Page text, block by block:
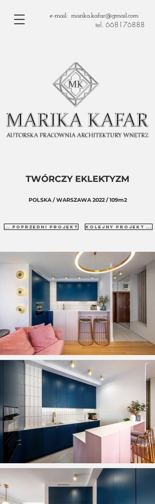
e-mail: marika.kafar@gmail.com
tel. 668176888
TWÓRCZY EKLEKTYZM
POLSKA / WARSZAWA 2022 / 109m2
... poprzedni projekt kolejny projekt ...